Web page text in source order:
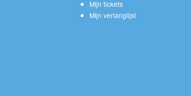
Mijn tickets
Mijn verlanglijst